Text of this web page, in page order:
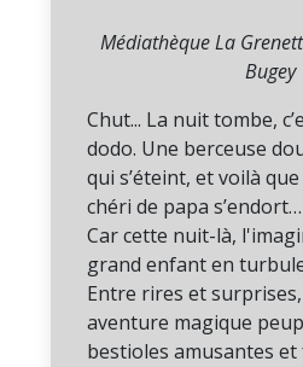
Médiathèque La
Bugey
Chut... La nuit tombe,
dodo. Une berceuse
qui s’éteint, et voilà
chéri de papa
Car cette nuit-là,
grand enfant en
Entre rires et
aventure magique
bestioles amusantes et